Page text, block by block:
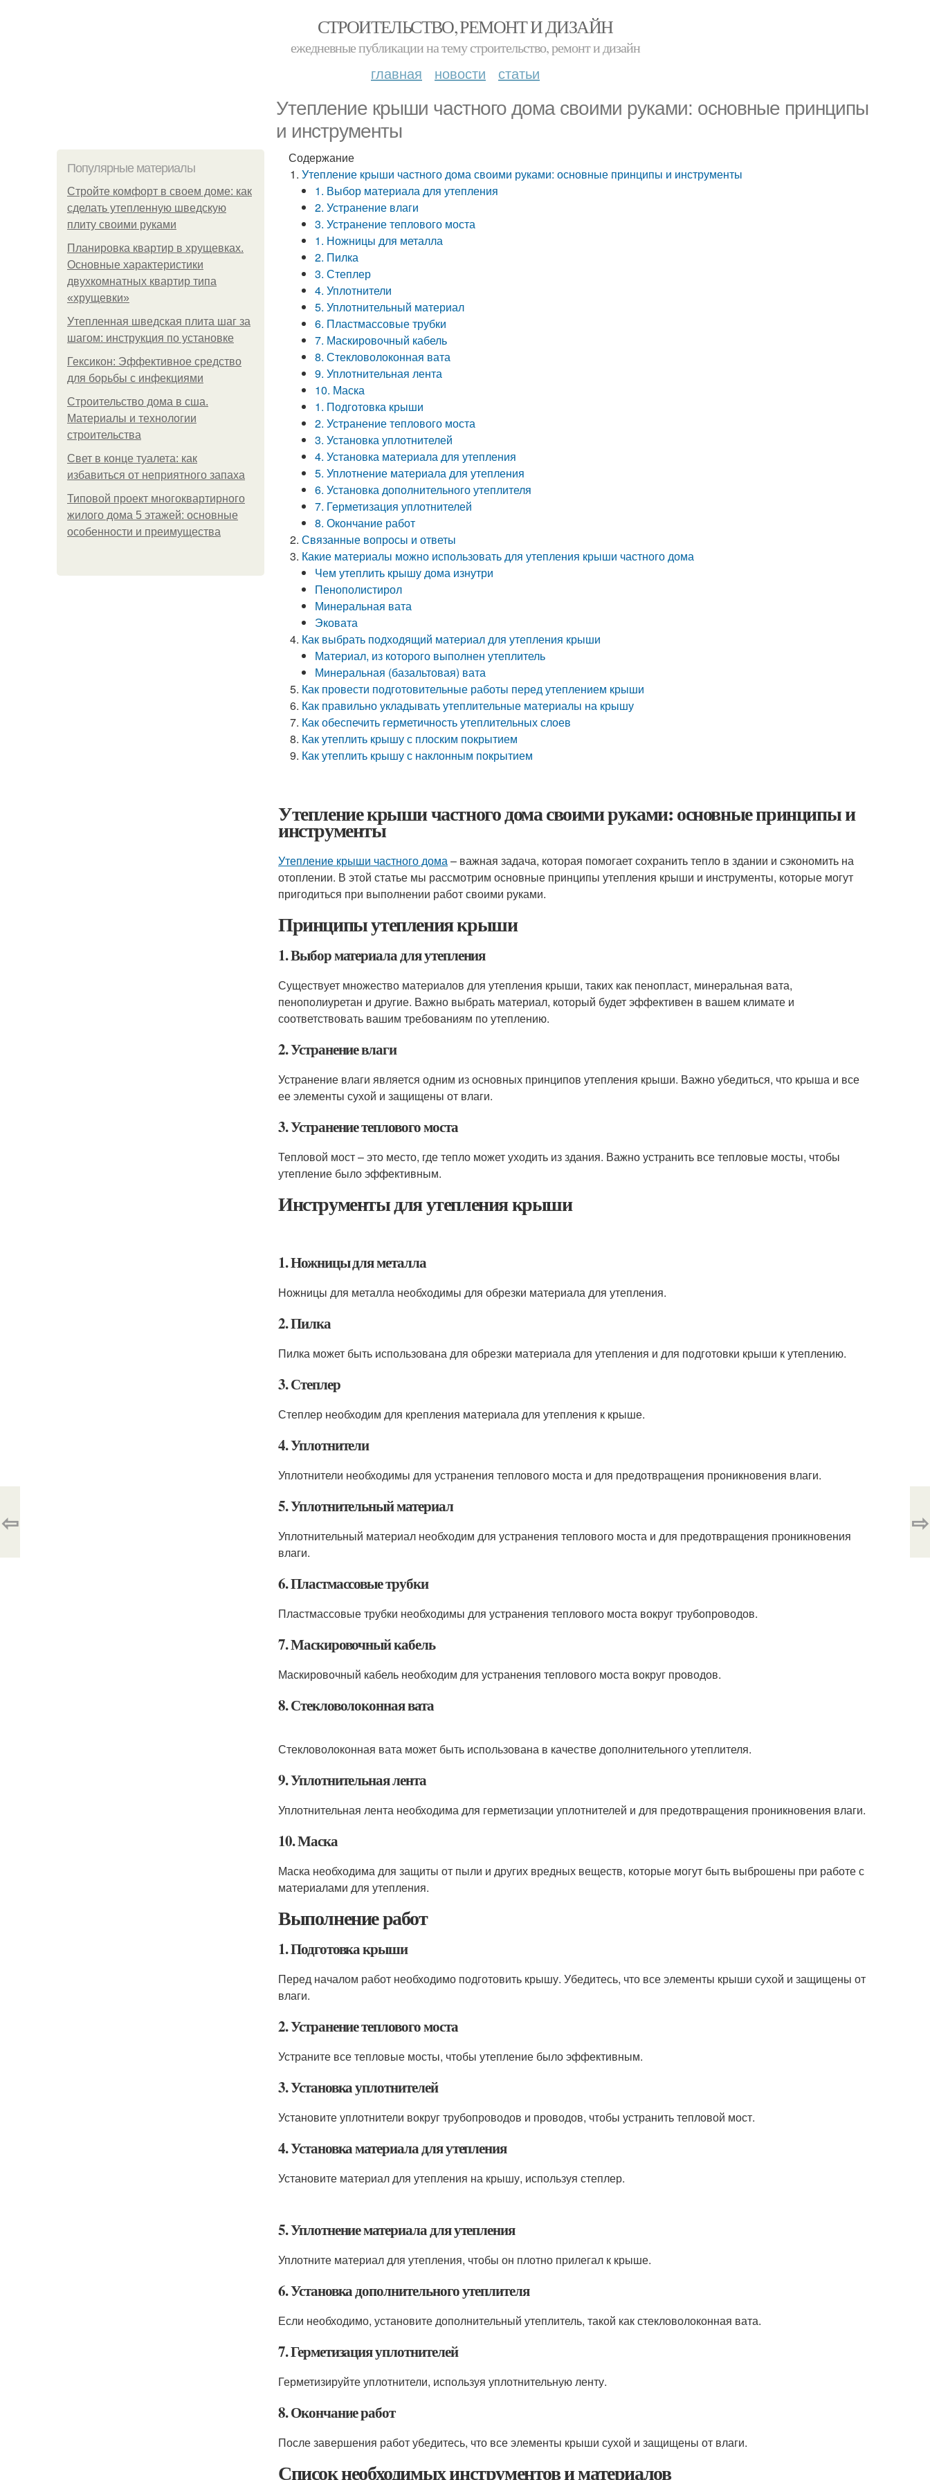
СТРОИТЕЛЬСТВО, РЕМОНТ И ДИЗАЙН
ежедневные публикации на тему строительство, ремонт и дизайн
главная новости статьи
Утепление крыши частного дома своими руками: основные принципы
и инструменты
Популярные материалы
Стройте комфорт в своем доме: как
сделать утепленную шведскую
плиту своими руками
Планировка квартир в хрущевках.
Основные характеристики
двухкомнатных квартир типа
«хрущевки»
Утепленная шведская плита шаг за
шагом: инструкция по установке
Гексикон: Эффективное средство
для борьбы с инфекциями
Строительство дома в сша.
Материалы и технологии
строительства
Свет в конце туалета: как
избавиться от неприятного запаха
Типовой проект многоквартирного
жилого дома 5 этажей: основные
особенности и преимущества
Содержание
Утепление крыши частного дома своими руками: основные принципы и инструменты
1. Выбор материала для утепления
2. Устранение влаги
3. Устранение теплового моста
1. Ножницы для металла
2. Пилка
3. Степлер
4. Уплотнители
5. Уплотнительный материал
6. Пластмассовые трубки
7. Маскировочный кабель
8. Стекловолоконная вата
9. Уплотнительная лента
10. Маска
1. Подготовка крыши
2. Устранение теплового моста
3. Установка уплотнителей
4. Установка материала для утепления
5. Уплотнение материала для утепления
6. Установка дополнительного утеплителя
7. Герметизация уплотнителей
8. Окончание работ
Связанные вопросы и ответы
Какие материалы можно использовать для утепления крыши частного дома
Чем утеплить крышу дома изнутри
Пенополистирол
Минеральная вата
Эковата
Как выбрать подходящий материал для утепления крыши
Материал, из которого выполнен утеплитель
Минеральная (базальтовая) вата
Как провести подготовительные работы перед утеплением крыши
Как правильно укладывать утеплительные материалы на крышу
Как обеспечить герметичность утеплительных слоев
Как утеплить крышу с плоским покрытием
Как утеплить крышу с наклонным покрытием
Утепление крыши частного дома своими руками: основные принципы и
инструменты
Утепление крыши частного дома– важная задача, которая помогает сохранить тепло в здании и сэкономить на
отоплении. В этой статье мы рассмотрим основные принципы утепления крыши и инструменты, которые могут
пригодиться при выполнении работ своими руками.
Принципы утепления крыши
1. Выбор материала для утепления
Существует множество материалов для утепления крыши, таких как пенопласт, минеральная вата,
пенополиуретан и другие. Важно выбрать материал, который будет эффективен в вашем климате и
соответствовать вашим требованиям по утеплению.
2. Устранение влаги
Устранение влаги является одним из основных принципов утепления крыши. Важно убедиться, что крыша и все
ее элементы сухой и защищены от влаги.
3. Устранение теплового моста
Тепловой мост – это место, где тепло может уходить из здания. Важно устранить все тепловые мосты, чтобы
утепление было эффективным.
Инструменты для утепления крыши
1. Ножницы для металла
Ножницы для металла необходимы для обрезки материала для утепления.
2. Пилка
Пилка может быть использована для обрезки материала для утепления и для подготовки крыши к утеплению.
3. Степлер
Степлер необходим для крепления материала для утепления к крыше.
4. Уплотнители
Уплотнители необходимы для устранения теплового моста и для предотвращения проникновения влаги.
5. Уплотнительный материал
Уплотнительный материал необходим для устранения теплового моста и для предотвращения проникновения
влаги.
6. Пластмассовые трубки
Пластмассовые трубки необходимы для устранения теплового моста вокруг трубопроводов.
7. Маскировочный кабель
Маскировочный кабель необходим для устранения теплового моста вокруг проводов.
8. Стекловолоконная вата
Стекловолоконная вата может быть использована в качестве дополнительного утеплителя.
9. Уплотнительная лента
Уплотнительная лента необходима для герметизации уплотнителей и для предотвращения проникновения влаги.
10. Маска
Маска необходима для защиты от пыли и других вредных веществ, которые могут быть выброшены при работе с
материалами для утепления.
Выполнение работ
1. Подготовка крыши
Перед началом работ необходимо подготовить крышу. Убедитесь, что все элементы крыши сухой и защищены от
влаги.
2. Устранение теплового моста
Устраните все тепловые мосты, чтобы утепление было эффективным.
3. Установка уплотнителей
Установите уплотнители вокруг трубопроводов и проводов, чтобы устранить тепловой мост.
4. Установка материала для утепления
Установите материал для утепления на крышу, используя степлер.
5. Уплотнение материала для утепления
Уплотните материал для утепления, чтобы он плотно прилегал к крыше.
6. Установка дополнительного утеплителя
Если необходимо, установите дополнительный утеплитель, такой как стекловолоконная вата.
7. Герметизация уплотнителей
Герметизируйте уплотнители, используя уплотнительную ленту.
8. Окончание работ
После завершения работ убедитесь, что все элементы крыши сухой и защищены от влаги.
Список необходимых инструментов и материалов
⇦ ⇨